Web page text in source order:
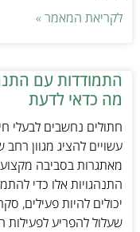
לקריאת המאמר »
התמודדות עם
מה כדאי לדעת
חתולים נחשבים לבעלי
עשויים להציג מגוון
מאתגרות בסביבה
התנהגויות אלו כדי
יכולים להיות פעילים,
שעלול להפריע לפעילות